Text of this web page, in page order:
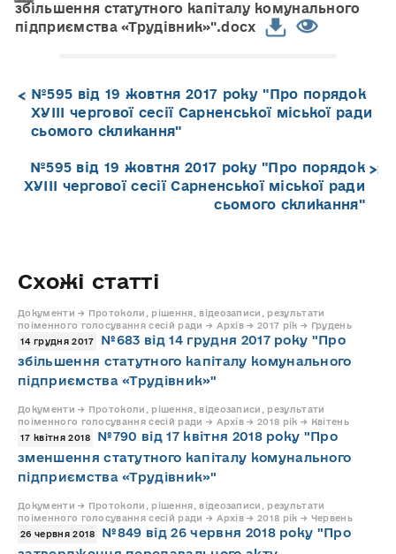
збільшення статутного капіталу комунального
підприємства «Трудівник»".docx
№595 від 19 жовтня 2017 року "Про порядок
ХУІІІ чергової сесії Сарненської міської ради
сьомого скликання"
№595 від 19 жовтня 2017 року "Про порядок
ХУІІІ чергової сесії Сарненської міської ради
сьомого скликання"
Схожі статті
Документи → Протоколи, рішення, відеозаписи, результати
поіменного голосування сесій ради → Архів → 2017 рік → Грудень
14 грудня 2017
№683 від 14 грудня 2017 року "Про
збільшення статутного капіталу комунального
підприємства «Трудівник»"
Документи → Протоколи, рішення, відеозаписи, результати
поіменного голосування сесій ради → Архів → 2018 рік → Квітень
17 квітня 2018
№790 від 17 квітня 2018 року "Про
зменшення статутного капіталу комунального
підприємства «Трудівник»"
Документи → Протоколи, рішення, відеозаписи, результати
поіменного голосування сесій ради → Архів → 2018 рік → Червень
26 червня 2018
№849 від 26 червня 2018 року "Про